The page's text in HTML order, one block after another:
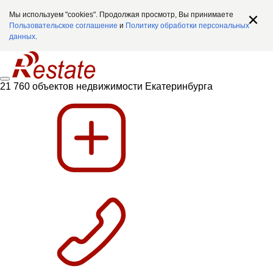
Мы используем "cookies". Продолжая просмотр, Вы принимаете
Пользовательское соглашение и Политику обработки персональных
данных.
21 760 объектов недвижимости Екатеринбурга